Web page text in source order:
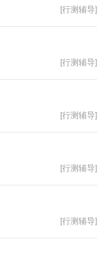
[行测辅导]
[行测辅导]
[行测辅导]
[行测辅导]
[行测辅导]